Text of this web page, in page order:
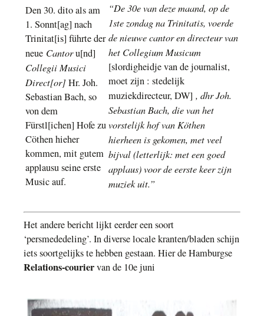
Den 30. dito als am
1. Sonnt[ag] nach
Trinitat[is] führte der
neue Cantoru[nd]
Collegii Musici
Direct[or]Hr. Joh.
Sebastian Bach, so
von dem
Fürstl[ichen] Hofe zu
Cöthen hieher
kommen, mit gutem
applausu seine erste
Music auf.
“De 30e van deze maand, op de
1ste zondag na Trinitatis, voerde
de nieuwe cantor en directeur van
het Collegium Musicum
[slordigheidje van de journalist,
moet zijn : stedelijk
muziekdirecteur, DW] , dhr Joh.
Sebastian Bach, die van het
vorstelijk hof van Köthen
hierheen is gekomen, met veel
bijval (letterlijk: met een goed
applaus) voor de eerste keer zijn
muziek uit.”
Het andere bericht lijkt eerder een soort
‘persmededeling’. In diverse locale kranten/bladen schijn
iets soortgelijks te hebben gestaan. Hier de Hamburgse
Relations-couriervan de 10e juni